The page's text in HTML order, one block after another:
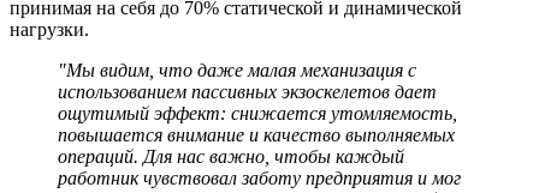
принимая на себя до 70% статической и динамической
нагрузки.
"Мы видим, что даже малая механизация с
использованием пассивных экзоскелетов дает
ощутимый эффект: снижается утомляемость,
повышается внимание и качество выполняемых
операций. Для нас важно, чтобы каждый
работник чувствовал заботу предприятия и мог